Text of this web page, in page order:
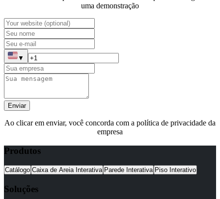
uma demonstração
▼
Enviar
Ao clicar em enviar, você concorda com a política de privacidade da
empresa
Produtos
Catálogo Caixa de Areia Interativa Parede Interativa Piso Interativo
Soluções